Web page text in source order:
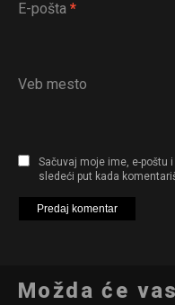
E-pošta *
Veb mesto
Sačuvaj moje ime, e-poštu
sledeći put kada
Možda će